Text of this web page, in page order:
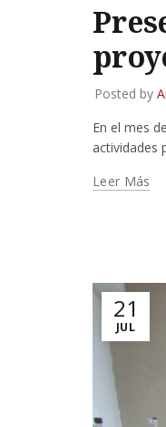
Posted by
En el mes
actividades
Leer Más
21
JUL